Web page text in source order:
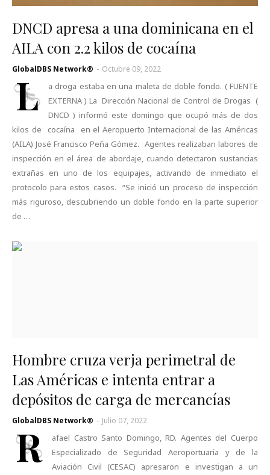
DNCD apresa a una dominicana en el
AILA con 2.2 kilos de cocaína
GlobalDBS Network® - Octubre 09, 2022
L
a droga estaba en una maleta de doble fondo. ( FUENTE
EXTERNA ) La Dirección Nacional de Control de Drogas (
DNCD ) informó este domingo que ocupó más de dos
kilos de cocaína en el Aeropuerto Internacional de las Américas
(AILA) José Francisco Peña Gómez. Agentes realizaban labores de
inspección en el área de abordaje, cuando detectaron sustancias
extrañas en uno de los equipajes, activando de inmediato el
protocolo para estos casos. “Se inició un proceso de inspección
más riguroso, descubriendo un doble fondo en la parte superior
de …
Hombre cruza verja perimetral de
Las Américas e intenta entrar a
depósitos de carga de mercancías
GlobalDBS Network® - Julio 07, 2022
R
afael Castro Santo Domingo, RD. Agentes del Cuerpo
Especializado de Seguridad Aeroportuaria y de la
Aviación Civil (CESAC) apresaron e investigan a un